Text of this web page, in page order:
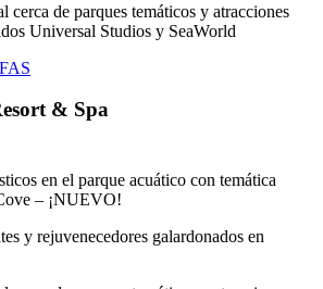
cerca de parques temáticos y atracciones
Universal Studios y SeaWorld
& Spa
en el parque acuático con temática
– ¡NUEVO!
y rejuvenecedores galardonados en